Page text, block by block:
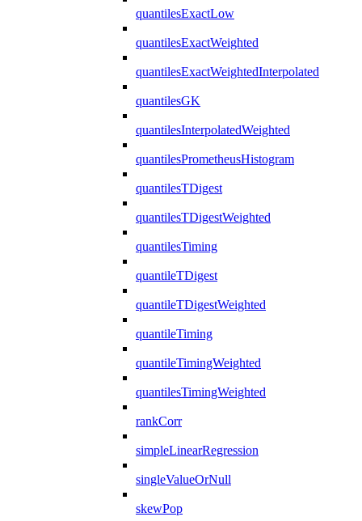
quantilesExactLow
quantilesExactWeighted
quantilesExactWeightedInterpolated
quantilesGK
quantilesInterpolatedWeighted
quantilesPrometheusHistogram
quantilesTDigest
quantilesTDigestWeighted
quantilesTiming
quantileTDigest
quantileTDigestWeighted
quantileTiming
quantileTimingWeighted
quantilesTimingWeighted
rankCorr
simpleLinearRegression
singleValueOrNull
skewPop